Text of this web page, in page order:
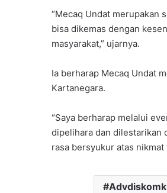
“Mecaq Undat merupakan
bisa dikemas dengan
masyarakat,” ujarnya.
Ia berharap Mecaq Undat
Kartanegara.
“Saya berharap melalui
dipelihara dan dilestarikan
rasa bersyukur atas nikmat